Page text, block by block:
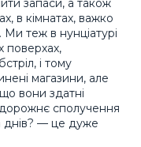
запаси, а також
в кімнатах, важко
теж в нунціатурі
поверхах,
і тому
магазини, але
вони здатні
сполучення
днів? — це дуже